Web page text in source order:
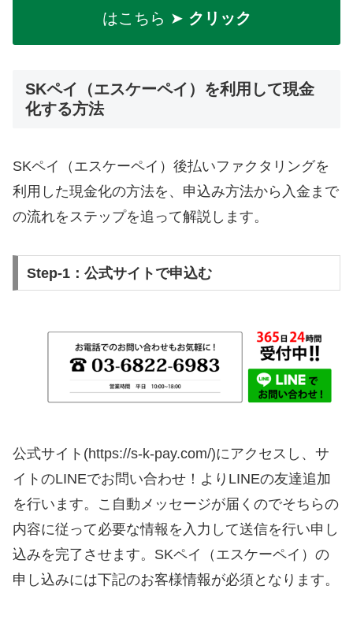
はこちら ➤ クリック
SKペイ（エスケーペイ）を利用して現金
化する方法
SKペイ（エスケーペイ）後払いファクタリングを
利用した現金化の方法を、申込み方法から入金まで
の流れをステップを追って解説します。
Step-1：公式サイトで申込む
公式サイト(https://s-k-pay.com/)にアクセスし、サ
イトのLINEでお問い合わせ！よりLINEの友達追加
を行います。こ自動メッセージが届くのでそちらの
内容に従って必要な情報を入力して送信を行い申し
込みを完了させます。SKペイ（エスケーペイ）の
申し込みには下記のお客様情報が必須となります。